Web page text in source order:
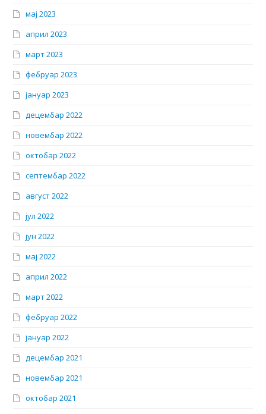
мај 2023
април 2023
март 2023
фебруар 2023
јануар 2023
децембар 2022
новембар 2022
октобар 2022
септембар 2022
август 2022
јул 2022
јун 2022
мај 2022
април 2022
март 2022
фебруар 2022
јануар 2022
децембар 2021
новембар 2021
октобар 2021